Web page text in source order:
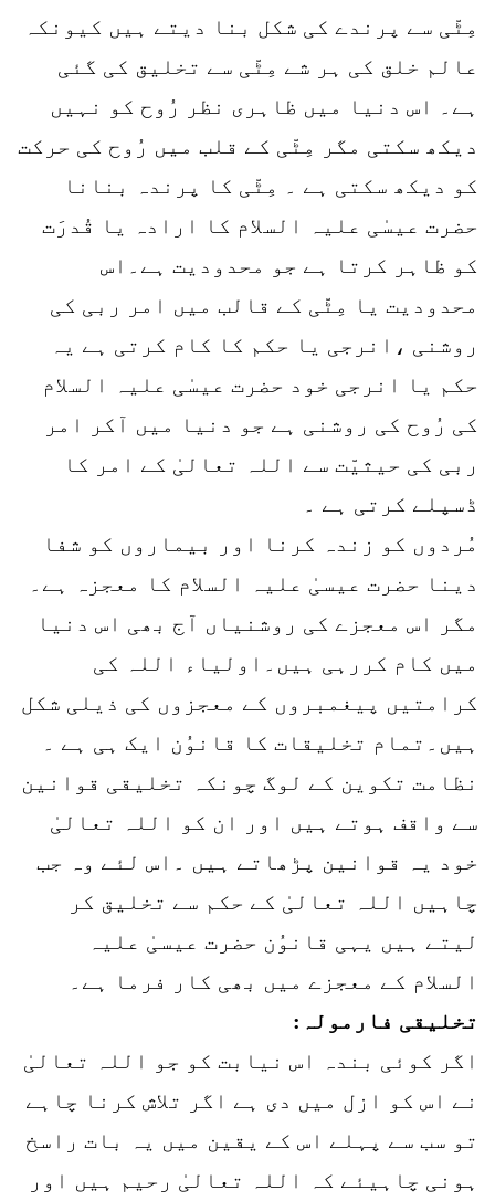
مِٹّی سے پرندے کی شکل بنا دیتے ہیں کیونکہ
عالم خلق کی ہر شے مِٹّی سے تخلیق کی گئی
ہے۔ اس دنیا میں ظاہری نظر رُوح کو نہیں
دیکھ سکتی مگر مِٹّی کے قلب میں رُوح کی حرکت
کو دیکھ سکتی ہے ۔ مِٹّی کا پرندہ بنانا
حضرت عیسٰی علیہ السلام کا ارادہ یا قُدرَت
کو ظاہر کرتا ہے جو محدودیت ہے۔اس
محدودیت یا مِٹّی کے قالب میں امر ربی کی
روشنی ،انرجی یا حکم کا کام کرتی ہے یہ
حکم یا انرجی خود حضرت عیسٰی علیہ السلام
کی رُوح کی روشنی ہے جو دنیا میں آکر امر
ربی کی حیثیّت سے اللہ تعالیٰ کے امر کا
ڈسپلے کرتی ہے ۔
مُردوں کو زندہ کرنا اور بیماروں کو شفا
دینا حضرت عیسیٰ علیہ السلام کا معجزہ ہے۔
مگر اس معجزے کی روشنیاں آج بھی اس دنیا
میں کام کررہی ہیں۔اولیاء اللہ کی
کرامتیں پیغمبروں کے معجزوں کی ذیلی شکل
ہیں۔تمام تخلیقات کا قانوُن ایک ہی ہے ۔
نظامت تکوین کے لوگ چونکہ تخلیقی قوانین
سے واقف ہوتے ہیں اور ان کو اللہ تعالیٰ
خود یہ قوانین پڑھاتے ہیں ۔اس لئے وہ جب
چاہیں اللہ تعالیٰ کے حکم سے تخلیق کر
لیتے ہیں یہی قانوُن حضرت عیسیٰ علیہ
السلام کے معجزے میں بھی کار فرما ہے۔
تخلیقی فارمولہ:
اگر کوئی بندہ اس نیابت کو جو اللہ تعالیٰ
نے اس کو ازل میں دی ہے اگر تلاش کرنا چاہے
تو سب سے پہلے اس کے یقین میں یہ بات راسخ
ہونی چاہیئے کہ اللہ تعالیٰ رحیم ہیں اور